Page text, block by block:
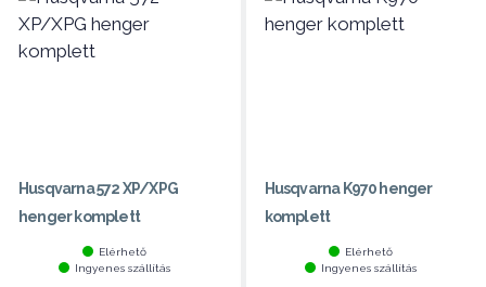
Husqvarna 572 XP/XPG
henger komplett
Elérhető
Ingyenes szállítás
Husqvarna K970 henger
komplett
Elérhető
Ingyenes szállítás